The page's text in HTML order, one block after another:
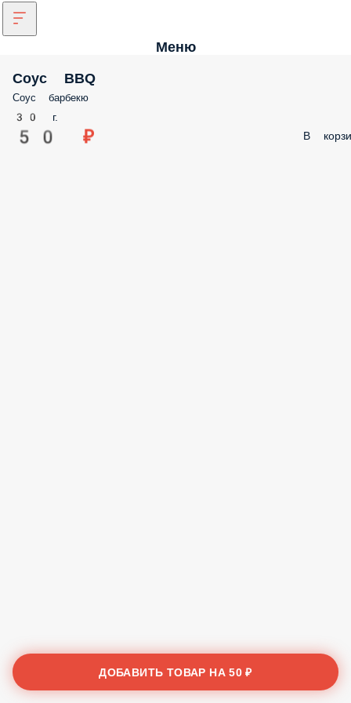
Меню
Соус BBQ
Соус барбекю
30 г.
50 ₽ В
ДОБАВИТЬ ТОВАР НА50 ₽